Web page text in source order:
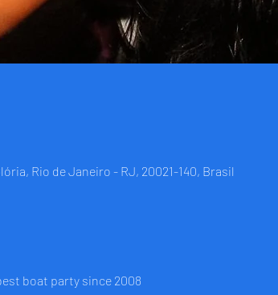
Rio de Janeiro - RJ, 20021-140, Brasil
boat party since 2008